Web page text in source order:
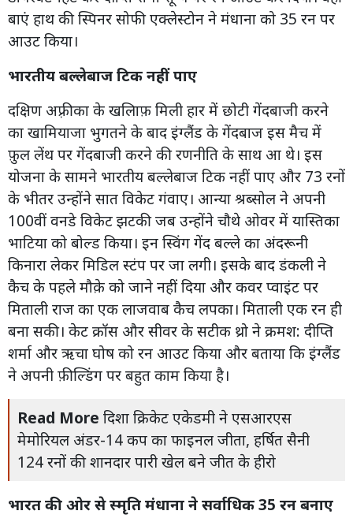
बाएं हाथ की स्पिनर सोफी एक्लेस्टोन ने मंधाना को 35 रन पर
आउट किया।
भारतीय बल्लेबाज टिक नहीं पाए
दक्षिण अफ़्रीका के खलिाफ़ मिली हार में छोटी गेंदबाजी करने
का खामियाजा भुगतने के बाद इंग्लैंड के गेंदबाज इस मैच में
फ़ुल लेंथ पर गेंदबाजी करने की रणनीति के साथ आ थे। इस
योजना के सामने भारतीय बल्लेबाज टिक नहीं पाए और 73 रनों
के भीतर उन्होंने सात विकेट गंवाए। आन्या श्रब्सोल ने अपनी
100वीं वनडे विकेट झटकी जब उन्होंने चौथे ओवर में यास्तिका
भाटिया को बोल्ड किया। इन स्विंग गेंद बल्ले का अंदरूनी
किनारा लेकर मिडिल स्टंप पर जा लगी। इसके बाद डंकली ने
कैच के पहले मौक़े को जाने नहीं दिया और कवर प्वाइंट पर
मिताली राज का एक लाजवाब कैच लपका। मिताली एक रन ही
बना सकी। केट क्रॉस और सीवर के सटीक थ्रो ने क्रमश: दीप्ति
शर्मा और ऋचा घोष को रन आउट किया और बताया कि इंग्लैंड
ने अपनी फ़ील्डिंग पर बहुत काम किया है।
Read More दिशा क्रिकेट एकेडमी ने एसआरएस
मेमोरियल अंडर-14 कप का फाइनल जीता, हर्षित सैनी
124 रनों की शानदार पारी खेल बने जीत के हीरो
भारत की ओर से स्मृति मंधाना ने सर्वाधिक 35 रन बनाए